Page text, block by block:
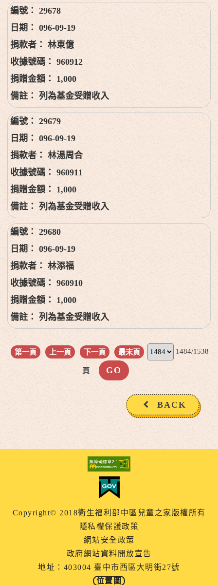
29678
096-09-19
林東億
960912
1,000
列為基金受贈收入
29679
096-09-19
林湯周合
960911
1,000
列為基金受贈收入
29680
096-09-19
林添福
960910
1,000
列為基金受贈收入
第一頁 上一頁 下一頁 最末頁 1484/1538
頁
BACK
Copyright© 2018衛生福利部中區兒童之家版權所有
隱私權保護政策
網站安全政策
政府網站資料開放宣告
地址：403004 臺中市西區大明街27號
位置圖